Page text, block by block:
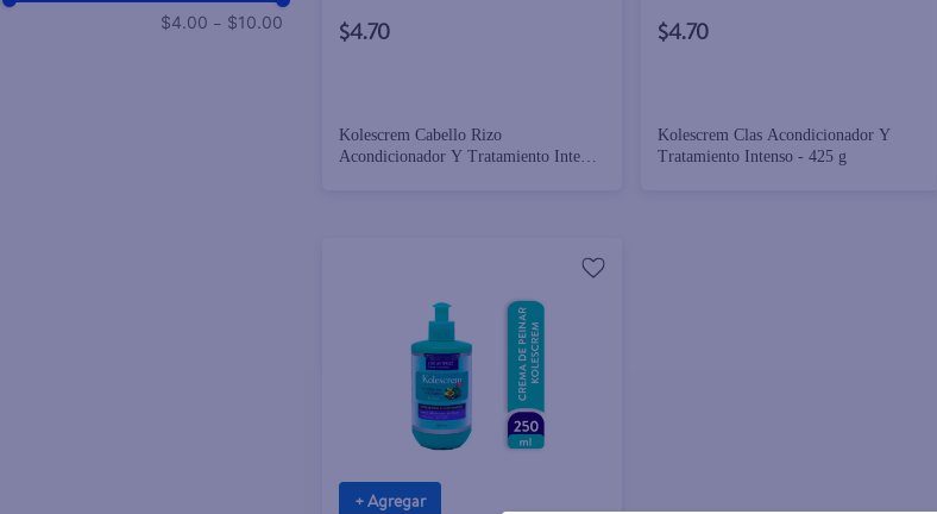
$4.00 – $10.00 $4.70
Kolescrem Cabello Rizo
Acondicionador Y Tratamiento Intenso
$4.70
Kolescrem Clas Acondicionador Y
Tratamiento Intenso - 425 g
+ Agregar